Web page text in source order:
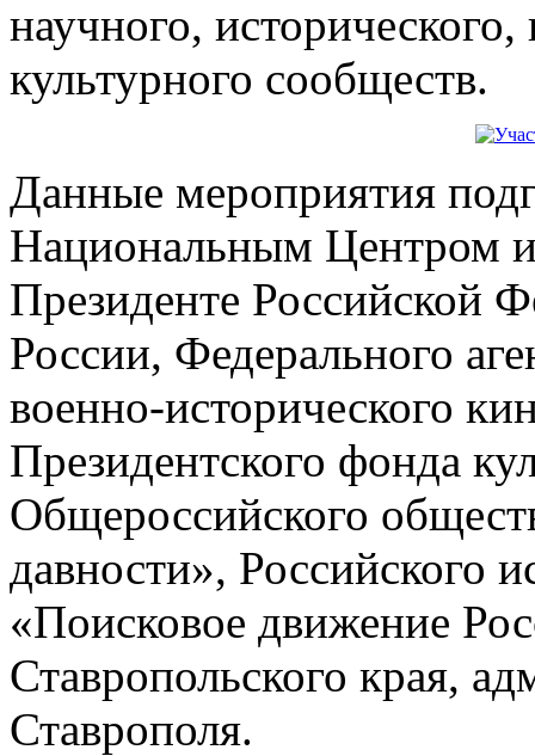
научного, исторического,
культурного сообществ.
Данные мероприятия
Национальным Центром
Президенте Российской
России, Федерального
военно-исторического
Президентского фонда
Общероссийского
давности», Российского
«Поисковое движение
Ставропольского края,
Ставрополя.